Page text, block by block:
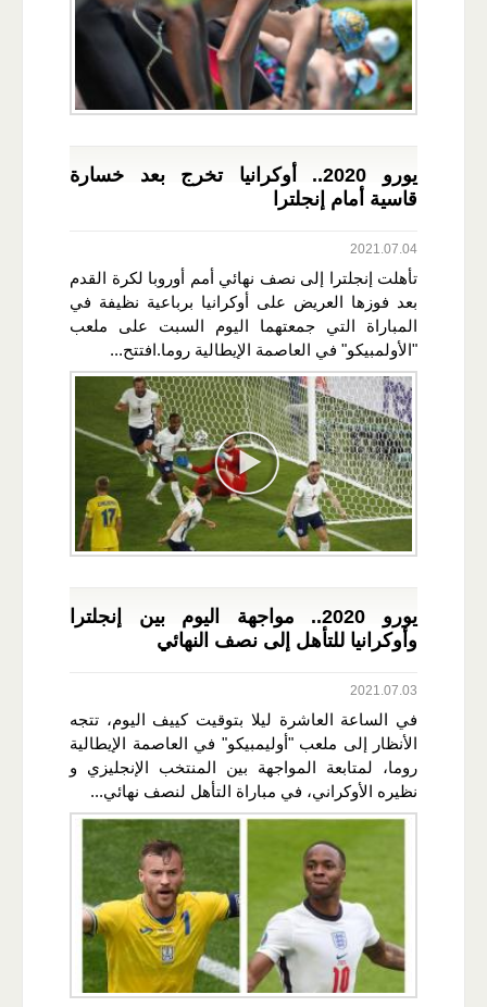
يورو 2020.. أوكرانيا تخرج بعد خسارة
قاسية أمام إنجلترا
2021.07.04
تأهلت إنجلترا إلى نصف نهائي أمم أوروبا لكرة القدم
بعد فوزها العريض على أوكرانيا برباعية نظيفة في
المباراة التي جمعتهما اليوم السبت على ملعب
"الأولمبيكو" في العاصمة الإيطالية روما.افتتح...
يورو 2020.. مواجهة اليوم بين إنجلترا
وأوكرانيا للتأهل إلى نصف النهائي
2021.07.03
في الساعة العاشرة ليلا بتوقيت كييف اليوم، تتجه
الأنظار إلى ملعب "أوليمبيكو" في العاصمة الإيطالية
روما، لمتابعة المواجهة بين المنتخب الإنجليزي و
نظيره الأوكراني، في مباراة التأهل لنصف نهائي...